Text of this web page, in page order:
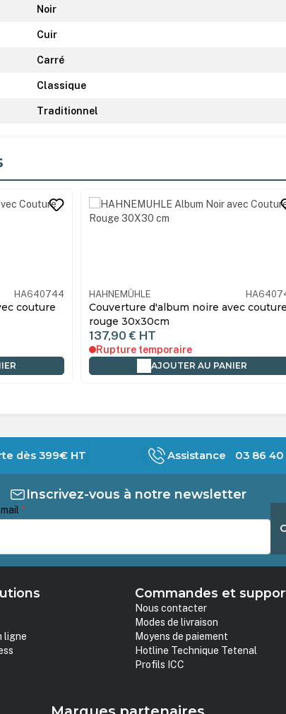
Noir
Cuir
Carré
Classique
Traditionnel
HA640744
couture
HAHNEMÜHLE
Couverture d'album noire avec
rouge 30x30cm
137,90 € HT
Rupture temporaire
AJOUTER AU PANIER
dès 399€ HT Assistance 03 86 40
Inscrivez-vous à notre newsletter
*
ligne
Commandes et
Nous contacter
Modes de livraison
Moyens de paiement
Hotline Technique Tetenal
Profils ICC